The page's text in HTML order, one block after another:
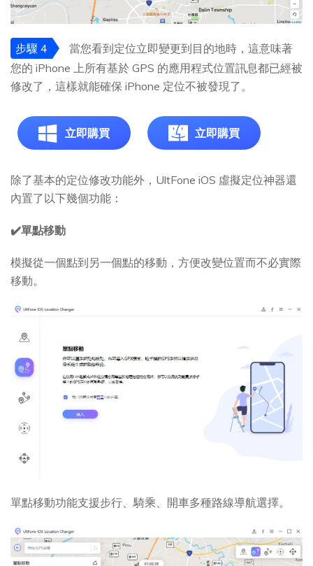
步驟 4
當您看到定位立即變更到目的地時，這意味著
您的 iPhone 上所有基於 GPS 的應用程式位置訊息都已經被
修改了，這樣就能確保 iPhone 定位不被發現了。
立即購買 立即購買
除了基本的定位修改功能外，UltFone iOS 虛擬定位神器還
內置了以下幾個功能：
✔️單點移動
模擬從一個點到另一個點的移動，方便改變位置而不必實際
移動。
單點移動功能支援步行、騎乘、開車多種路線導航選擇。